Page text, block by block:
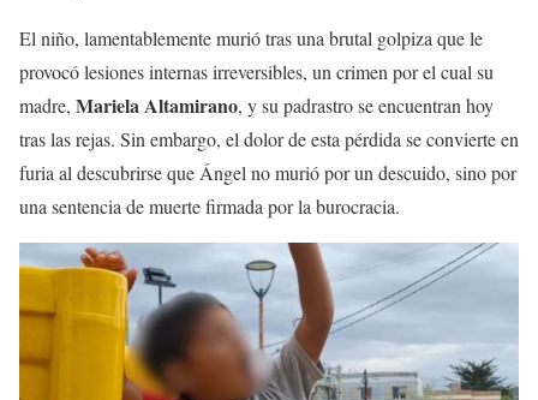
El niño, lamentablemente murió tras una brutal golpiza que le
provocó lesiones internas irreversibles, un crimen por el cual su
madre, Mariela Altamirano, y su padrastro se encuentran hoy
tras las rejas. Sin embargo, el dolor de esta pérdida se convierte en
furia al descubrirse que Ángel no murió por un descuido, sino por
una sentencia de muerte firmada por la burocracia.